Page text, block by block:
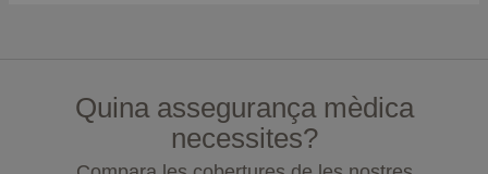
Quina assegurança mèdica
necessites?